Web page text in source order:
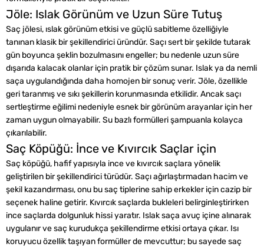
Jöle: Islak Görünüm ve Uzun Süre Tutuş
Saç jölesi, ıslak görünüm etkisi ve güçlü sabitleme özelliğiyle
tanınan klasik bir şekillendirici üründür. Saçı sert bir şekilde tutarak
gün boyunca şeklin bozulmasını engeller; bu nedenle uzun süre
dışarıda kalacak olanlar için pratik bir çözüm sunar. Islak ya da nemli
saça uygulandığında daha homojen bir sonuç verir. Jöle, özellikle
geri taranmış ve sıkı şekillerin korunmasında etkilidir. Ancak saçı
sertleştirme eğilimi nedeniyle esnek bir görünüm arayanlar için her
zaman uygun olmayabilir. Su bazlı formülleri şampuanla kolayca
çıkarılabilir.
Saç Köpüğü: İnce ve Kıvırcık Saçlar için
Saç köpüğü, hafif yapısıyla ince ve kıvırcık saçlara yönelik
geliştirilen bir şekillendirici türüdür. Saçı ağırlaştırmadan hacim ve
şekil kazandırması, onu bu saç tiplerine sahip erkekler için cazip bir
seçenek haline getirir. Kıvırcık saçlarda bukleleri belirginleştirirken
ince saçlarda dolgunluk hissi yaratır. Islak saça avuç içine alınarak
uygulanır ve saç kurudukça şekillendirme etkisi ortaya çıkar. Isı
koruyucu özellik taşıyan formüller de mevcuttur; bu sayede saç